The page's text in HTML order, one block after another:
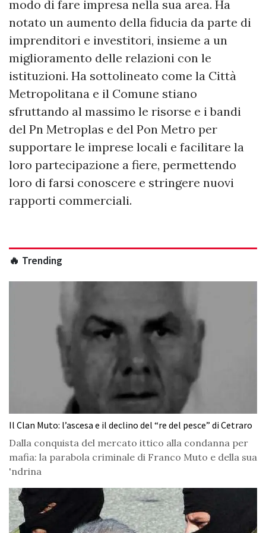
modo di fare impresa nella sua area. Ha
notato un aumento della fiducia da parte di
imprenditori e investitori, insieme a un
miglioramento delle relazioni con le
istituzioni. Ha sottolineato come la Città
Metropolitana e il Comune stiano
sfruttando al massimo le risorse e i bandi
del Pn Metroplas e del Pon Metro per
supportare le imprese locali e facilitare la
loro partecipazione a fiere, permettendo
loro di farsi conoscere e stringere nuovi
rapporti commerciali.
🔥 Trending
Il Clan Muto: l’ascesa e il declino del “re del pesce” di Cetraro
Dalla conquista del mercato ittico alla condanna per
mafia: la parabola criminale di Franco Muto e della sua
'ndrina